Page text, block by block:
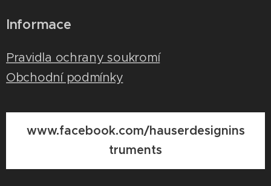
Informace
Pravidla ochrany soukromí
Obchodní podmínky
www.facebook.com/hauserdesignins
truments